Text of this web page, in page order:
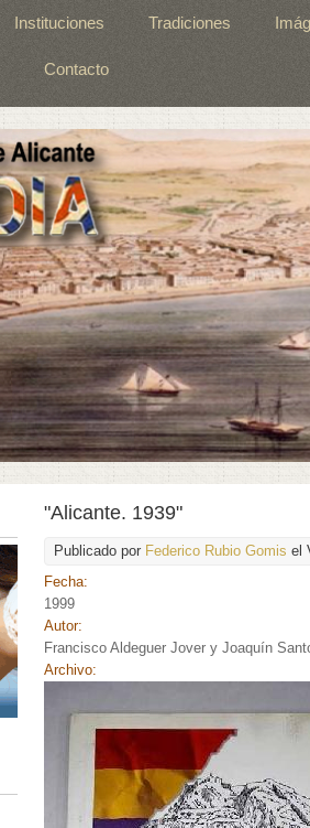
Instituciones Tradiciones
Contacto
"Alicante. 1939"
Publicado por Federico Rubio Gomis el
Fecha:
1999
Autor:
Francisco Aldeguer Jover y Joaquín
Archivo: